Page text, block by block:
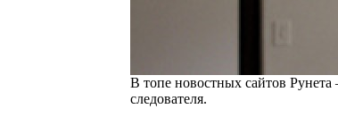
В топе новостных сайтов Рунета
следователя.